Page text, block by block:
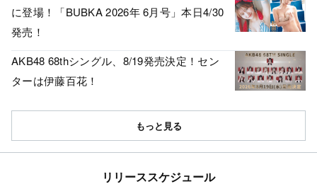
に登場！「BUBKA 2026年 6月号」本日4/30
発売！
AKB48 68thシングル、8/19発売決定！セン
ターは伊藤百花！
もっと見る
リリーススケジュール